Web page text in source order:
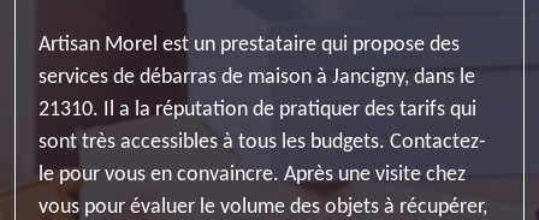
Artisan Morel est un prestataire qui propose des
services de débarras de maison à Jancigny, dans le
21310. Il a la réputation de pratiquer des tarifs qui
sont très accessibles à tous les budgets. Contactez-
le pour vous en convaincre. Après une visite chez
vous pour évaluer le volume des objets à récupérer,